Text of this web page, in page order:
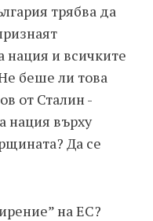
трябва да
нация и всичките
беше ли това
от Сталин -
нация върху
Да се
на ЕС?